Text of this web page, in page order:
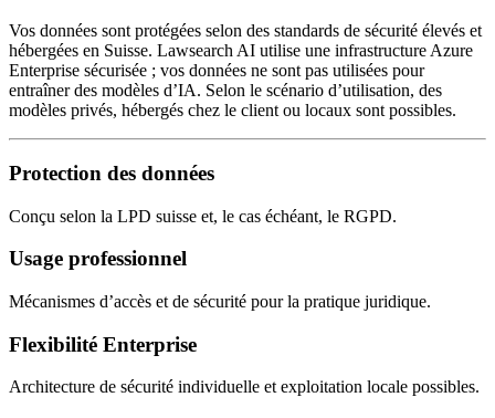
Vos données sont protégées selon des standards de sécurité élevés et
hébergées en Suisse. Lawsearch AI utilise une infrastructure Azure
Enterprise sécurisée ; vos données ne sont pas utilisées pour
entraîner des modèles d’IA. Selon le scénario d’utilisation, des
modèles privés, hébergés chez le client ou locaux sont possibles.
Protection des données
Conçu selon la LPD suisse et, le cas échéant, le RGPD.
Usage professionnel
Mécanismes d’accès et de sécurité pour la pratique juridique.
Flexibilité Enterprise
Architecture de sécurité individuelle et exploitation locale possibles.